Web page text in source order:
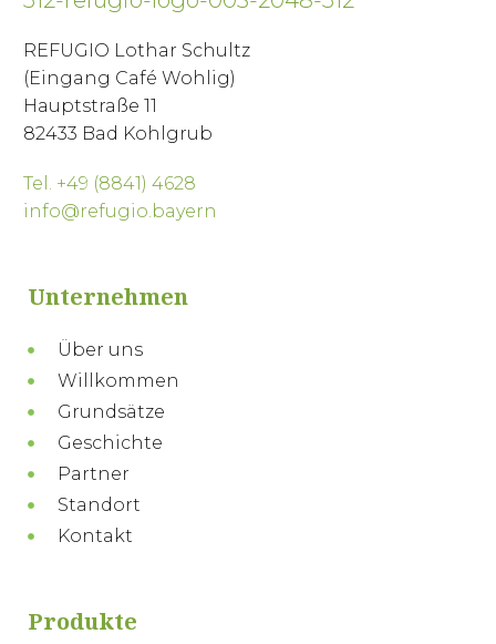
REFUGIO Lothar Schultz
(Eingang Café Wohlig)
Hauptstraße 11
82433 Bad Kohlgrub
Tel. +49 (8841) 4628
info@refugio.bayern
Unternehmen
Über uns
Willkommen
Grundsätze
Geschichte
Partner
Standort
Kontakt
Produkte